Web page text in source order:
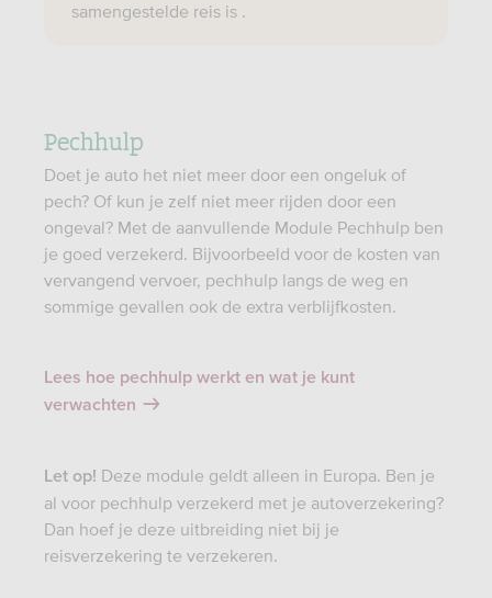
samengestelde reis is .
Pechhulp
Doet je auto het niet meer door een ongeluk of
pech? Of kun je zelf niet meer rijden door een
ongeval? Met de aanvullende Module Pechhulp ben
je goed verzekerd. Bijvoorbeeld voor de kosten van
vervangend vervoer, pechhulp langs de weg en
sommige gevallen ook de extra verblijfkosten.
Lees hoe pechhulp werkt en wat je kunt
verwachten
Let op! Deze module geldt alleen in Europa. Ben je
al voor pechhulp verzekerd met je autoverzekering?
Dan hoef je deze uitbreiding niet bij je
reisverzekering te verzekeren.